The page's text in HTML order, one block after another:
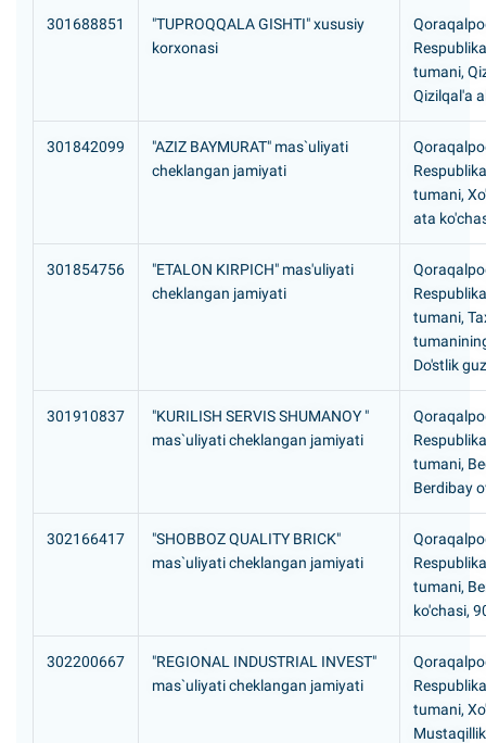
301688851
"TUPROQQALA GISHTI" xususiy
korxonasi
tumani,
Qizilqal'a
301842099
"AZIZ BAYMURAT" mas`uliyati
cheklangan jamiyati
tumani,
ata
301854756
"ETALON KIRPICH" mas'uliyati
cheklangan jamiyati
tumani,
Do'stlik
301910837
"KURILISH SERVIS SHUMANOY "
mas`uliyati cheklangan jamiyati
tumani,
Berdibay
302166417
"SHOBBOZ QUALITY BRICK"
mas`uliyati cheklangan jamiyati
tumani,
ko'chasi,
302200667
"REGIONAL INDUSTRIAL INVEST"
mas`uliyati cheklangan jamiyati
tumani,